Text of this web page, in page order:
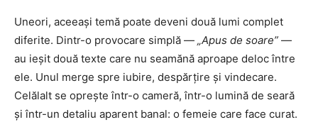
Uneori, aceeași temă poate deveni două lumi complet
diferite. Dintr-o provocare simplă — „Apus de soare” —
au ieșit două texte care nu seamănă aproape deloc între
ele. Unul merge spre iubire, despărțire și vindecare.
Celălalt se oprește într-o cameră, într-o lumină de seară
și într-un detaliu aparent banal: o femeie care face curat.